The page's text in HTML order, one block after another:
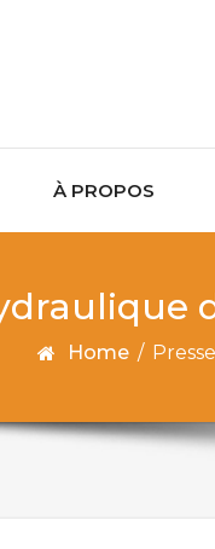
À PROPOS
Home /